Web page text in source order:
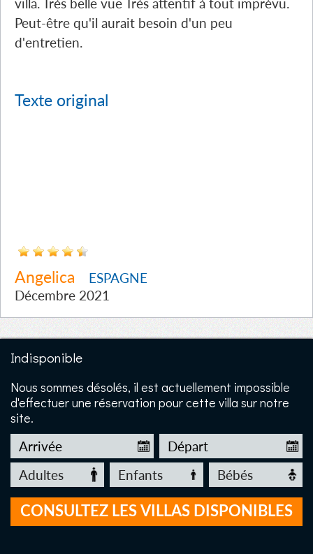
villa. Très belle vue Très attentif à tout imprévu.
Peut-être qu'il aurait besoin d'un peu
d'entretien.
Texte original
Angelica
ESPAGNE
Décembre 2021
Indisponible
Nous sommes désolés, il est actuellement impossible
d'effectuer une réservation pour cette villa sur notre
site.